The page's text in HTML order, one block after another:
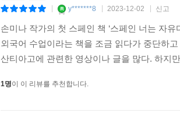
y*******8 2023-12-02 신고
손미나 작가의 첫 스페인 책 ‘스페인 너는 자
외국어 수업이라는 책을 조금 읽다가 중단하
산티아고에 관련한 영상이나 글을 많다. 하지
1명이 이 리뷰를 추천합니다.